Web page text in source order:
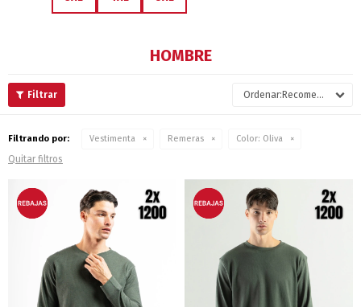
HOMBRE
Recomendados
Filtrando por: Vestimenta Remeras Color: Oliva
Quitar filtros